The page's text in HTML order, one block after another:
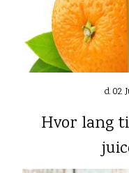
d. 02.
Hvor lang